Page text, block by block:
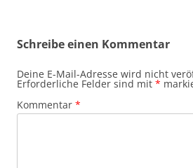
Schreibe einen Kommentar
Deine E-Mail-Adresse wird nicht
Erforderliche Felder sind mit *
Kommentar *